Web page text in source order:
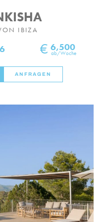
IBIZA
6 € 6,500
ab/Woche
ANFRAGEN